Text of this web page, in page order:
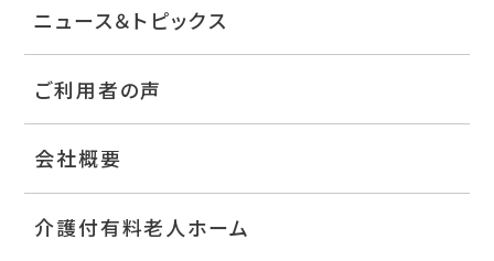
ニュース＆トピックス
ご利用者の声
会社概要
介護付有料老人ホーム